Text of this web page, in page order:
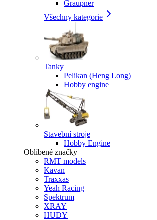
Graupner
Všechny kategorie
Tanky
Pelikan (Heng Long)
Hobby engine
Stavební stroje
Hobby Engine
Oblíbené značky
RMT models
Kavan
Traxxas
Yeah Racing
Spektrum
XRAY
HUDY